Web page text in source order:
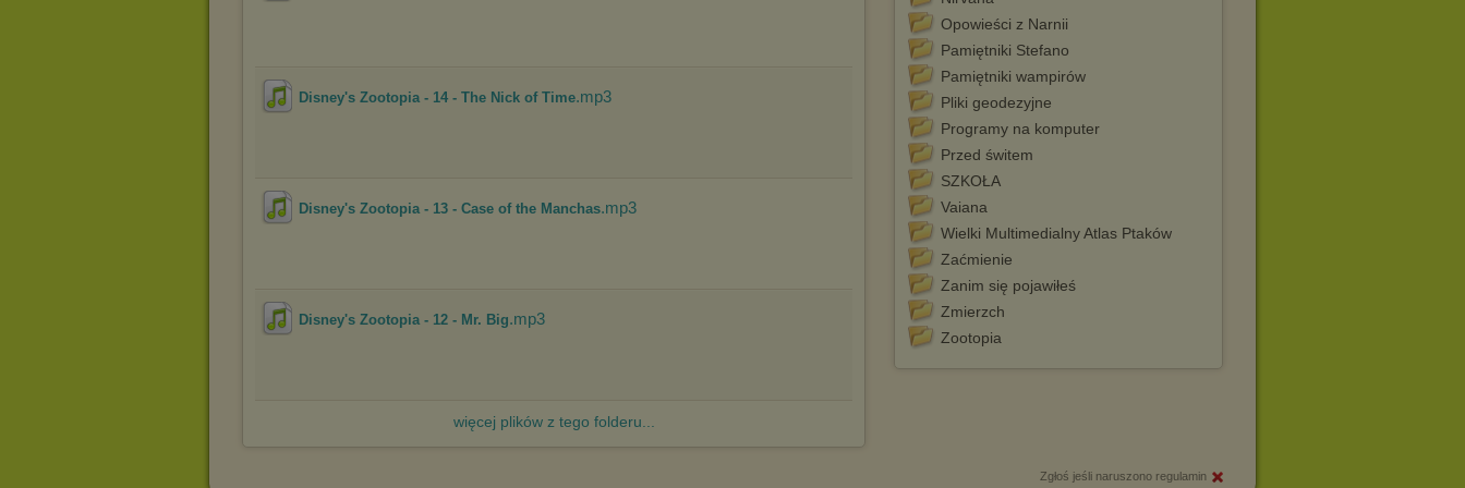
Opowieści z Narnii
Pamiętniki Stefano
Pamiętniki wampirów
Pliki geodezyjne
Programy na komputer
Przed świtem
SZKOŁA
Vaiana
Wielki Multimedialny Atlas Ptaków
Zaćmienie
Zanim się pojawiłeś
Zmierzch
Zootopia
Disney's Zootopia - 14 - The Nick of Time.mp3
Disney's Zootopia - 13 - Case of the Manchas.mp3
Disney's Zootopia - 12 - Mr. Big.mp3
więcej plików z tego folderu...
Zgłoś jeśli naruszono regulamin